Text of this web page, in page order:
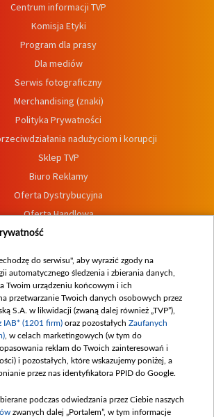
Centrum informacji TVP
Komisja Etyki
Program dla prasy
Dla mediów
Serwis fotograficzny
Merchandising (znaki)
Polityka Prywatności
nadużyciom i korupcji
Sklep TVP
Biuro Reklamy
Oferta Dystrybucyjna
Oferta Handlowa
Dostępność
zgłoszeń wewnętrznych
do serwisu", aby wyrazić zgody na
automatycznego śledzenia i zbierania danych,
Twoim urządzeniu końcowym i ich
przetwarzanie Twoich danych osobowych przez
S.A. w likwidacji (zwaną dalej również „TVP”),
IAB* (1201 firm) oraz pozostałych Zaufanych
, w celach marketingowych (w tym do
reklam do Twoich zainteresowań i
i pozostałych, które wskazujemy poniżej, a
przez nas identyfikatora PPID do Google.
podczas odwiedzania przez Ciebie naszych
zwanych dalej „Portalem”, w tym informacje